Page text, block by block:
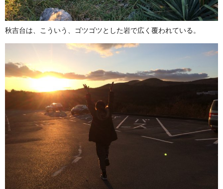
秋吉台は、こういう、ゴツゴツとした岩で広く覆われている。